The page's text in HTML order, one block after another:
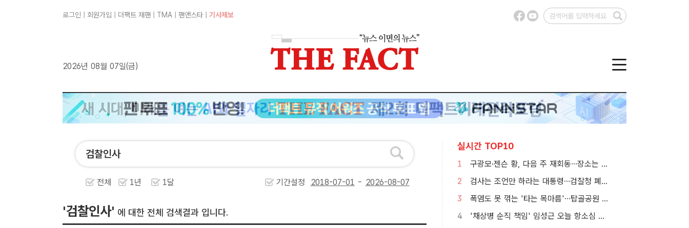
로그인 회원가입 더팩트 재팬 TMA 팬앤스타 기사제보
2026년 08월 07일(금)
전체 1년 1달 기간설정 -
'검찰인사' 에 대한 전체 검색결과 입니다.
실시간 TOP10
1
구광모·젠슨 황, 다음 주 재회동…장소는 실리콘밸리
2
검사는 조언만 하라는 대통령…검찰청 폐지 앞둔 합수본 '딜레마'
3
폭염도 못 꺾는 '타는 목마름'…탑골공원 아리수 냉장고 가보니
4
'채상병 순직 책임' 임성근 오늘 항소심 선고…1심 징역 3년